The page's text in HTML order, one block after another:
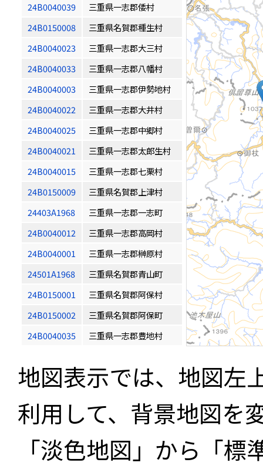
24B0040039
三重県一志郡倭村
24B0150008
三重県名賀郡種生村
24B0040023
三重県一志郡大三村
24B0040033
三重県一志郡八幡村
24B0040003
三重県一志郡伊勢地村
24B0040022
三重県一志郡大井村
24B0040025
三重県一志郡中郷村
24B0040021
三重県一志郡太郎生村
24B0040015
三重県一志郡七栗村
24B0150009
三重県名賀郡上津村
24403A1968
三重県一志郡一志町
24B0040012
三重県一志郡高岡村
24B0040001
三重県一志郡榊原村
24501A1968
三重県名賀郡青山町
24B0150001
三重県名賀郡阿保村
24B0150002
三重県名賀郡阿保町
24B0040035
三重県一志郡豊地村
地図表示では、地図左
利用して、背景地図を
「淡色地図」から「